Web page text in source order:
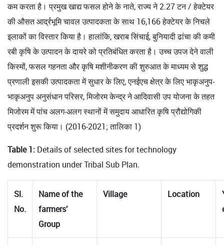
कम करता है। प्रमुख खाद्य फसल होने के नाते, राज्य ने 2.27 टन / हेक्टेयर
की औसत आर्द्रभूमि चावल उत्पादकता के साथ 16,166 हेक्टेयर के निचले
इलाकों का विस्तार किया है। हालांकि, खराब सिंचाई, बुनियादी ढांचा की कमी
रबी कृषि के उत्पादन के दायरे को प्रतिबंधित करता है। उच्च उपज देने वाली
किस्मों, फसल गहनता और कृषि मशीनीकरण की शुरुआत के माध्यम से शुद्ध
प्रणाली इसकी उत्पादकता में सुधार के लिए, एनईएच क्षेत्र के लिए भाकृअनुप-
भाकृअनुप अनुसंधान परिसर, मिजोरम केन्द्र ने आदिवासी उप योजना के तहत
मिजोरम में पांच अलग-अलग स्थानों में समुदाय आधारित कृषि प्रौद्योगिकी
प्रदर्शन शुरू किया। (2016-2021; तालिका 1)
Table 1: Details of selected sites for technology
demonstration under Tribal Sub Plan.
Sl.
No.
Name of the
farmers’
Group
Village Location